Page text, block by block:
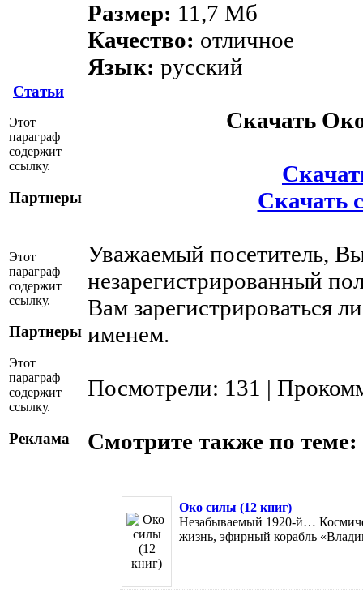
Статьи
Этот
параграф
содержит
ссылку.
Партнеры
Этот
параграф
содержит
ссылку.
Партнеры
Этот
параграф
содержит
ссылку.
Реклама
Размер: 11,7 Мб
Качество: отличное
Язык: русский
Скачать
Скачать
Уважаемый посетитель,
незарегистрированный
Вам зарегистрироваться
именем.
Посмотрели: 131 |
Смотрите также по теме:
Око силы (12 книг)
Незабываемый 1920-й…
жизнь, эфирный корабль